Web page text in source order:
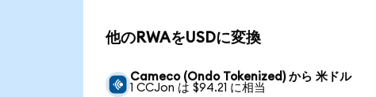
他のRWAをUSDに変換
Cameco (Ondo Tokenized) から 米ドル
1 CCJon は $94.21 に相当